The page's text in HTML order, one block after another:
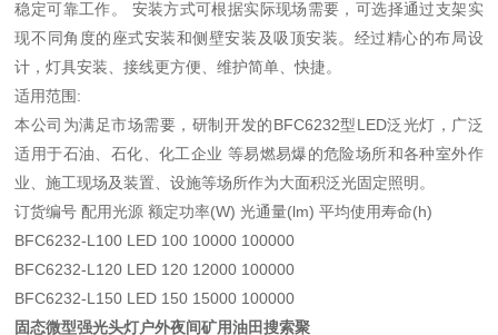
稳定可靠工作。 安装方式可根据实际现场需要，可选择通过支架实
现不同角度的座式安装和侧壁安装及吸顶安装。经过精心的布局设
计，灯具安装、接线更方便、维护简单、快捷。
适用范围:
本公司为满足市场需要，研制开发的BFC6232型LED泛光灯，广泛
适用于石油、石化、化工企业 等易燃易爆的危险场所和各种室外作
业、施工现场及装置、设施等场所作为大面积泛光固定照明。
订货编号 配用光源 额定功率(W) 光通量(lm) 平均使用寿命(h)
BFC6232-L100 LED 100 10000 100000
BFC6232-L120 LED 120 12000 100000
BFC6232-L150 LED 150 15000 100000
固态微型强光头灯户外夜间矿用油田搜索聚